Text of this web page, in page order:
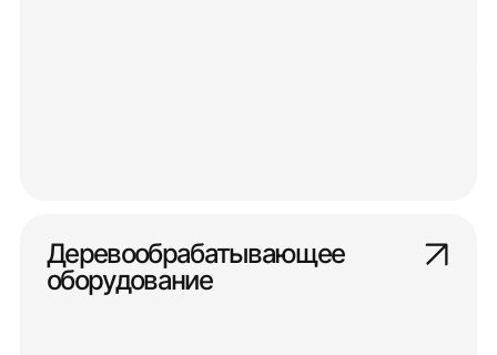
Деревообрабатывающее
оборудование